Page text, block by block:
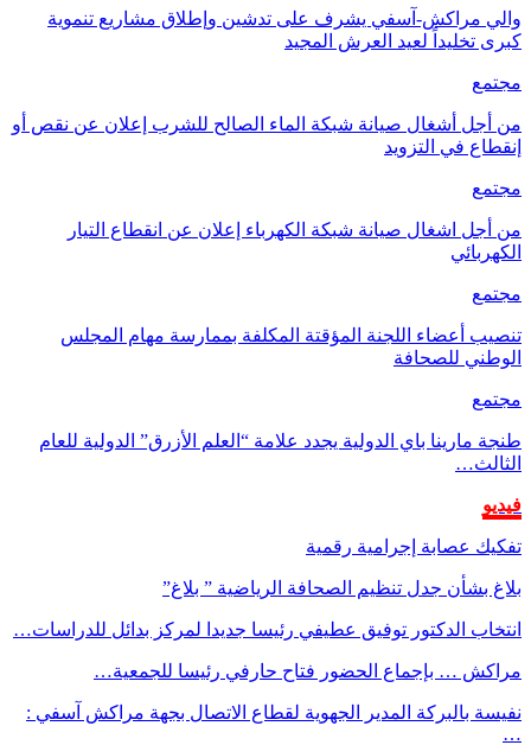
والي مراكش-آسفي يشرف على تدشين وإطلاق مشاريع تنموية
كبرى تخليداً لعيد العرش المجيد
مجتمع
من أجل أشغال صيانة شبكة الماء الصالح للشرب إعلان عن نقص أو
إنقطاع في التزويد
مجتمع
من أجل اشغال صيانة شبكة الكهرباء إعلان عن انقطاع التيار
الكهربائي
مجتمع
تنصيب أعضاء اللجنة المؤقتة المكلفة بممارسة مهام المجلس
الوطني للصحافة
مجتمع
طنجة مارينا باي الدولية يجدد علامة “العلم الأزرق” الدولية للعام
الثالث…
فيديو
تفكيك عصابة إجرامية رقمية
بلاغ بشأن جدل تنظيم الصحافة الرياضية ” بلاغ”
انتخاب الدكتور توفيق عطيفي رئيسا جديدا لمركز بدائل للدراسات…
مراكش … بإجماع الحضور فتاح حارفي رئيسا للجمعية…
نفيسة بالبركة المدير الجهوية لقطاع الاتصال بجهة مراكش آسفي :
…